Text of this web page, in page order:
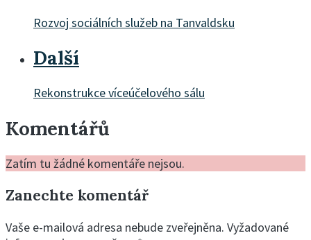
Rozvoj sociálních služeb na Tanvaldsku
Další
Rekonstrukce víceúčelového sálu
Komentářů
Zatím tu žádné komentáře nejsou.
Zanechte komentář
Vaše e-mailová adresa nebude zveřejněna. Vyžadované